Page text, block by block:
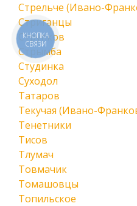
Стрельче (Ивано-
Стриганцы
Струпков
Стрымба
Студинка
Суходол
Татаров
Текучая (Ивано-
Тенетники
Тисов
Тлумач
Товмачик
Томашовцы
Топильское
КНОПКА
СВЯЗИ